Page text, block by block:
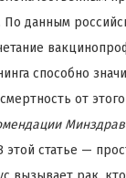
По данным
способно
от
этой статье —